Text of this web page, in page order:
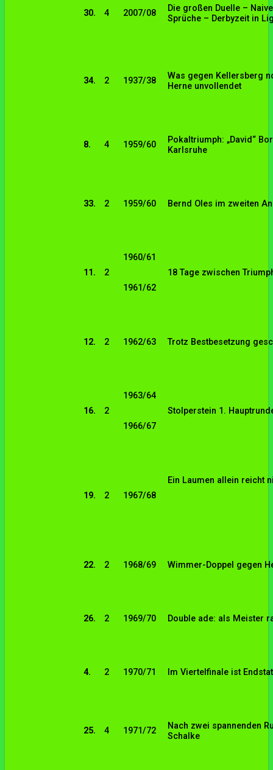
30. 4 2007/08
Die großen Duelle –
Sprüche – Derbyzeit in
34. 2 1937/38
Was gegen Kellersberg
Herne unvollendet
8. 4 1959/60
Pokaltriumph: „David“
Karlsruhe
33. 2 1959/60 Bernd Oles im zweiten
11. 2
1960/61
1961/62
18 Tage zwischen
12. 2 1962/63 Trotz Bestbesetzung
16. 2
1963/64
1966/67
Stolperstein 1.
19. 2 1967/68
Ein Laumen allein reicht
22. 2 1968/69 Wimmer-Doppel gegen
26. 2 1969/70 Double ade: als Meister
4. 2 1970/71 Im Viertelfinale ist
25. 4 1971/72
Nach zwei spannenden
Schalke